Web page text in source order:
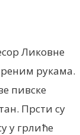
Ликовне
рукама.
пивске
Прсти су
у грлиће